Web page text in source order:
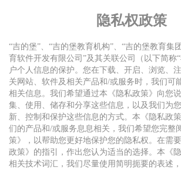
隐私权政策
“吉的堡”、“吉的堡教育机构”、“吉的堡教育集
育软件开发有限公司”及其关联公司（以下简称
户个人信息的保护。您在下载、开启、浏览、
关网站、软件及相关产品和/或服务时，我们可
相关信息。我们希望通过本《隐私政策》向您
集、使用、储存和分享这些信息，以及我们为
新、控制和保护这些信息的方式。本《隐私政
们的产品和/或服务息息相关，我们希望您完整
策》，以帮助您更好地保护您的隐私权。在需
政策》的指引，作出您认为适当的选择。本《
相关技术词汇，我们尽量使用简明扼要的表述，